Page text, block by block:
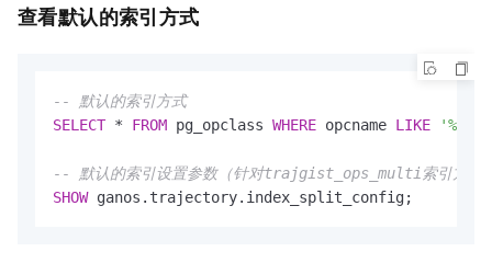
查看默认的索引方式
-- 默认的索引方式
SELECT * FROM pg_opclass WHERE opcname LIKE
-- 默认的索引设置参数（针对trajgist_ops_multi索引方式
SHOW ganos.trajectory.index_split_config;